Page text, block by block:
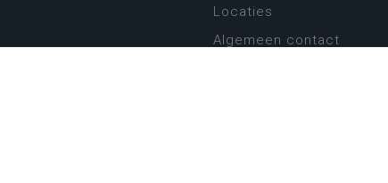
Locaties
Algemeen contact